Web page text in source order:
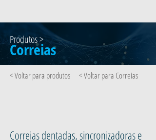
Produtos >
Correias
< Voltar para produtos < Voltar para Correias
Correias dentadas, sincronizadoras e